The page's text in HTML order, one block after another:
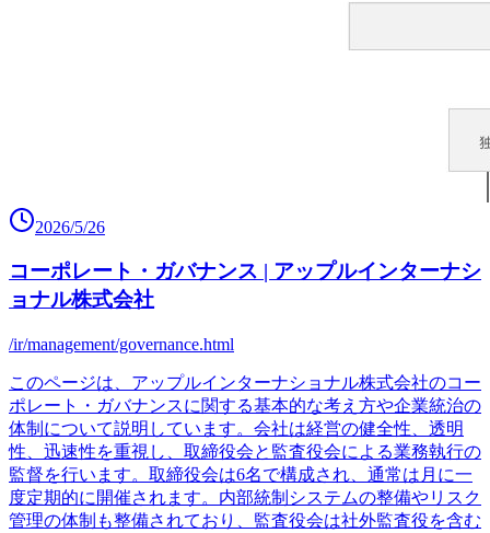
2026/5/26
コーポレート・ガバナンス | アップルインターナシ
ョナル株式会社
/ir/management/governance.html
このページは、アップルインターナショナル株式会社のコー
ポレート・ガバナンスに関する基本的な考え方や企業統治の
体制について説明しています。会社は経営の健全性、透明
性、迅速性を重視し、取締役会と監査役会による業務執行の
監督を行います。取締役会は6名で構成され、通常は月に一
度定期的に開催されます。内部統制システムの整備やリスク
管理の体制も整備されており、監査役会は社外監査役を含む